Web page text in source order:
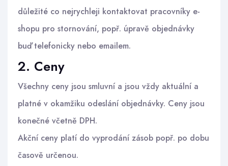
důležité co nejrychleji kontaktovat pracovníky e-
shopu pro stornování, popř. úpravě objednávky
buď telefonicky nebo emailem.
2. Ceny
Všechny ceny jsou smluvní a jsou vždy aktuální a
platné v okamžiku odeslání objednávky. Ceny jsou
konečné včetně DPH.
Akční ceny platí do vyprodání zásob popř. po dobu
časově určenou.